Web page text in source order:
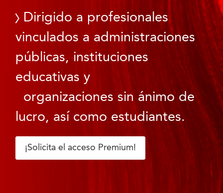
Dirigido a profesionales
vinculados a administraciones
públicas, instituciones
educativas y
organizaciones sin ánimo de
lucro, así como estudiantes.
¡Solicita el acceso Premium!